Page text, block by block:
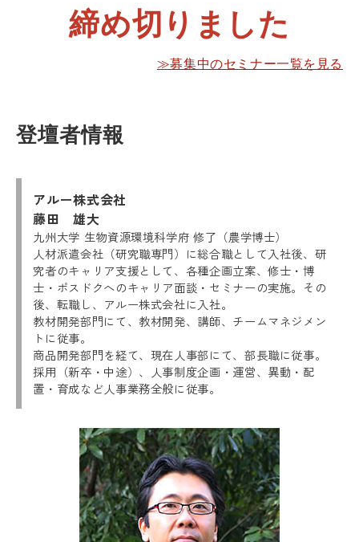
締め切りました
≫募集中のセミナー一覧を見る
登壇者情報
アルー株式会社
藤田 雄大
九州大学 生物資源環境科学府 修了（農学博士）
人材派遣会社（研究職専門）に総合職として入社後、研
究者のキャリア支援として、各種企画立案、修士・博
士・ポスドクへのキャリア面談・セミナーの実施。その
後、転職し、アルー株式会社に入社。
教材開発部門にて、教材開発、講師、チームマネジメン
トに従事。
商品開発部門を経て、現在人事部にて、部長職に従事。
採用（新卒・中途）、人事制度企画・運営、異動・配
置・育成など人事業務全般に従事。